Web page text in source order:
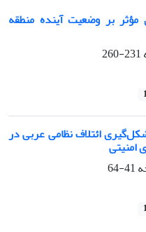
بر وضعیت آینده منطقه
231-260
ائتلاف نظامی عربی در
امنیتی
41-64